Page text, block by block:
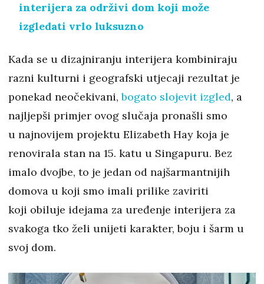
interijera za održivi dom koji može
izgledati vrlo luksuzno
Kada se u dizajniranju interijera kombiniraju
razni kulturni i geografski utjecaji rezultat je
ponekad neočekivani,bogato slojevit izgled, a
najljepši primjer ovog slučaja pronašli smo
u najnovijem projektu Elizabeth Hay koja je
renovirala stan na 15. katu u Singapuru. Bez
imalo dvojbe, to je jedan od najšarmantnijih
domova u koji smo imali prilike zaviriti
koji obiluje idejama za uređenje interijera za
svakoga tko želi unijeti karakter, boju i šarm u
svoj dom.